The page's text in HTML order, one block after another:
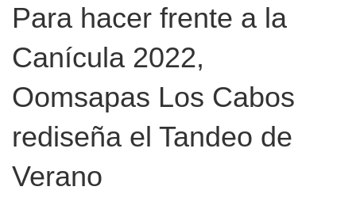
Para hacer frente a la
Canícula 2022,
Oomsapas Los Cabos
rediseña el Tandeo de
Verano